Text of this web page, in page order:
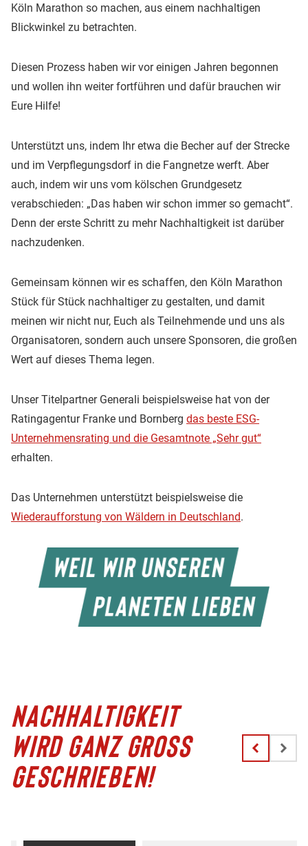
Köln Marathon so machen, aus einem nachhaltigen
Blickwinkel zu betrachten.
Diesen Prozess haben wir vor einigen Jahren begonnen
und wollen ihn weiter fortführen und dafür brauchen wir
Eure Hilfe!
Unterstützt uns, indem Ihr etwa die Becher auf der Strecke
und im Verpflegungsdorf in die Fangnetze werft. Aber
auch, indem wir uns vom kölschen Grundgesetz
verabschieden: „Das haben wir schon immer so gemacht“.
Denn der erste Schritt zu mehr Nachhaltigkeit ist darüber
nachzudenken.
Gemeinsam können wir es schaffen, den Köln Marathon
Stück für Stück nachhaltiger zu gestalten, und damit
meinen wir nicht nur, Euch als Teilnehmende und uns als
Organisatoren, sondern auch unsere Sponsoren, die großen
Wert auf dieses Thema legen.
Unser Titelpartner Generali beispielsweise hat von der
Ratingagentur Franke und Bornberg das beste ESG-
Unternehmensrating und die Gesamtnote „Sehr gut“
erhalten.
Das Unternehmen unterstützt beispielsweise die
Wiederaufforstung von Wäldern in Deutschland.
NACHHALTIGKEIT
WIRD GANZ GROSS G
ESCHRIEBEN!